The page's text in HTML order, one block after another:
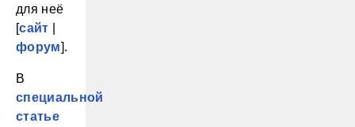
для неё
[сайт
форум].
В
специальной
статье